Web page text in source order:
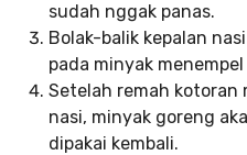
sudah nggak panas.
Bolak-balik kepalan
pada minyak
Setelah remah kotoran
nasi, minyak goreng
dipakai kembali.